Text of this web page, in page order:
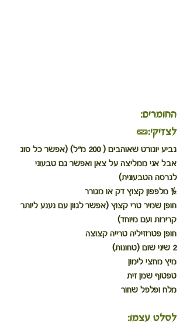
החומרים:
לצזיקי:🥒
גביע יוגורט שאוהבים ( 200 מ"ל) (אפשר כל סוג
אבל אני ממליצה על צאן ואפשר גם טבעוני
לגרסה הטבעונית)
½ מלפפון קצוץ דק או מגורר
חופן שמיר טרי קצוץ (אפשר לגוון עם נענע ליותר
קרירות ועם מיוחד)
חופן פטרוזיליה טרייה קצוצה
2 שיני שום (טחונות)
מיץ מחצי לימון
טפטוף שמן זית
מלח ופלפל שחור
לסלט עצמו: